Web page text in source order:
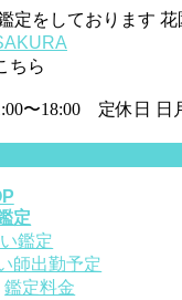
定をしております
ちら
〜18:00 定休日 日
定
鑑定
師出勤予定
鑑定料金